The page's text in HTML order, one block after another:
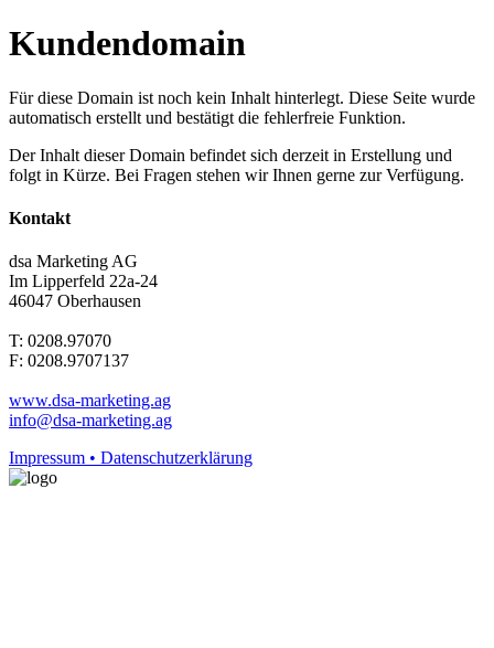
Kundendomain
Für diese Domain ist noch kein Inhalt hinterlegt. Diese Seite wurde
automatisch erstellt und bestätigt die fehlerfreie Funktion.
Der Inhalt dieser Domain befindet sich derzeit in Erstellung und
folgt in Kürze. Bei Fragen stehen wir Ihnen gerne zur Verfügung.
Kontakt
dsa Marketing AG
Im Lipperfeld 22a-24
46047 Oberhausen
T: 0208.97070
F: 0208.9707137
www.dsa-marketing.ag
info@dsa-marketing.ag
Impressum • Datenschutzerklärung